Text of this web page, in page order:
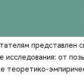
представлен
исследования: от
теоретико-